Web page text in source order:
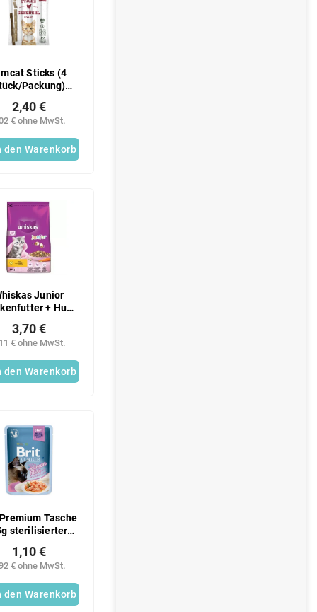
Sticks (4
Packung)
€ ohne MwSt.
2,40 €
den Warenkorb
Junior
+ Huhn
€ ohne MwSt.
3,70 €
den Warenkorb
Tasche
sterilisierter
€ ohne MwSt.
1,10 €
den Warenkorb